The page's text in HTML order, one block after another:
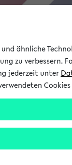
ähnliche
zu verbessern.
jederzeit unter